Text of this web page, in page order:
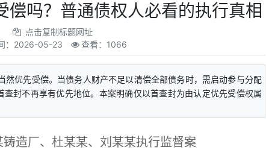
偿吗？普通债权人必看的执行真相
点击复制标题网址
： 2026-05-23 查看：1066
然优先受偿。当债务人财产不足以清偿全部债务时，需启动参与分配
封不再享有优先地位。本案明确仅以首查封为由认定优先受偿权属
造厂、杜某某、刘某某执行监督案